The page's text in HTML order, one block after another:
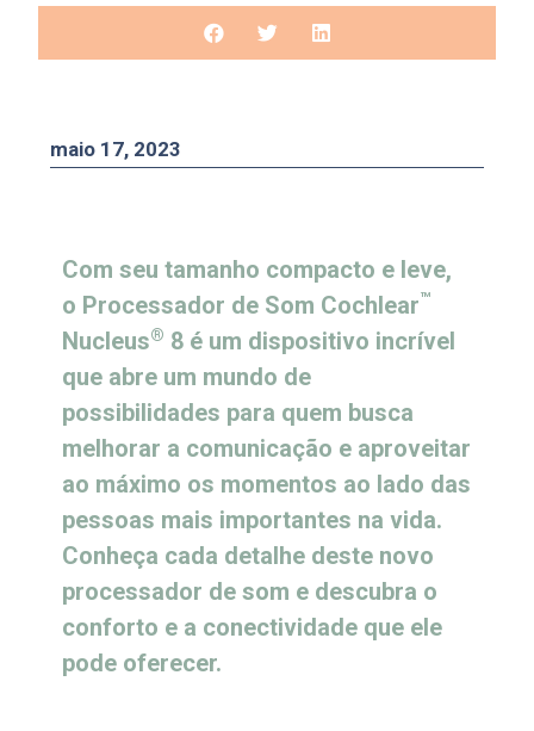
maio 17, 2023
Com seu tamanho compacto e leve,
o Processador de Som Cochlear™
Nucleus® 8 é um dispositivo incrível
que abre um mundo de
possibilidades para quem busca
melhorar a comunicação e aproveitar
ao máximo os momentos ao lado das
pessoas mais importantes na vida.
Conheça cada detalhe deste novo
processador de som e descubra o
conforto e a conectividade que ele
pode oferecer.